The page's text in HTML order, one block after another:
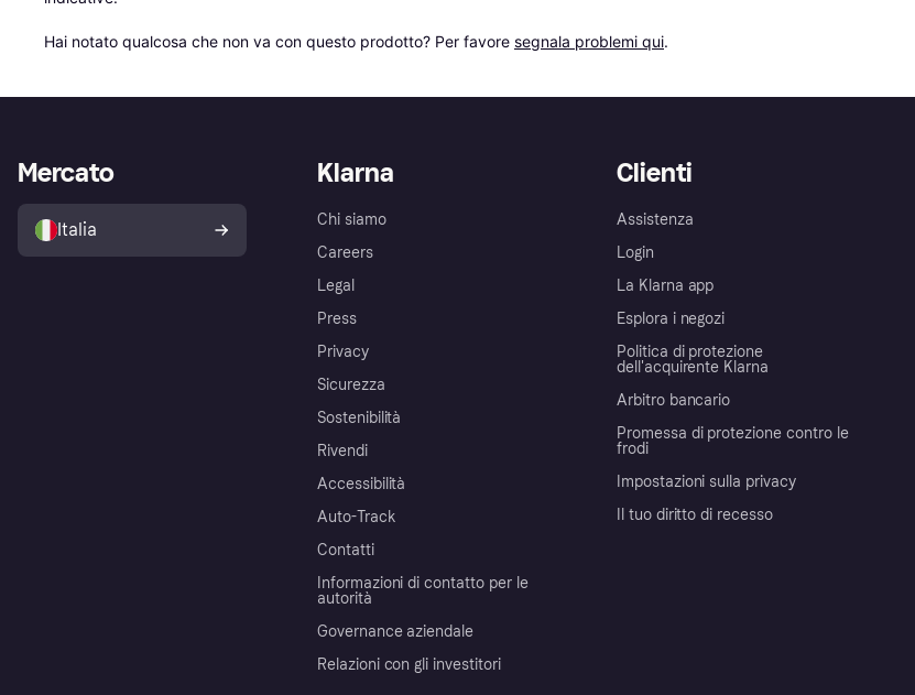
Hai notato qualcosa che non va con questo prodotto? Per favore segnala problemi qui.
Klarna
Chi siamo
Careers
Legal
Press
Privacy
Sicurezza
Sostenibilità
Rivendi
Accessibilità
Auto-Track
Contatti
Informazioni di contatto per le
autorità
Governance aziendale
Relazioni con gli investitori
Clienti
Assistenza
Login
La Klarna app
Esplora i negozi
Politica di protezione
dell'acquirente Klarna
Arbitro bancario
Promessa di protezione contro le
frodi
Impostazioni sulla privacy
Il tuo diritto di recesso
Mercato
Italia